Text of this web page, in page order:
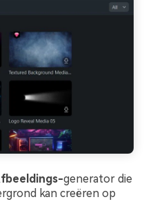
generator die
kan creëren op